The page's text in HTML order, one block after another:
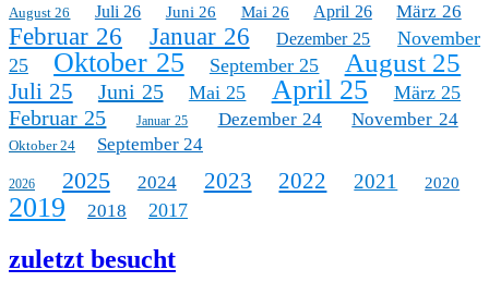
August 26 Juli 26 Juni 26 Mai 26 April 26 März 26
Februar 26 Januar 26 Dezember 25
November
25
Oktober 25 September 25 August 25
Juli 25 Juni 25 Mai 25 April 25 März 25
Februar 25 Januar 25 Dezember 24 November 24
Oktober 24 September 24
2026 2025 2024 2023 2022 2021 2020
2019 2018 2017
zuletzt besucht